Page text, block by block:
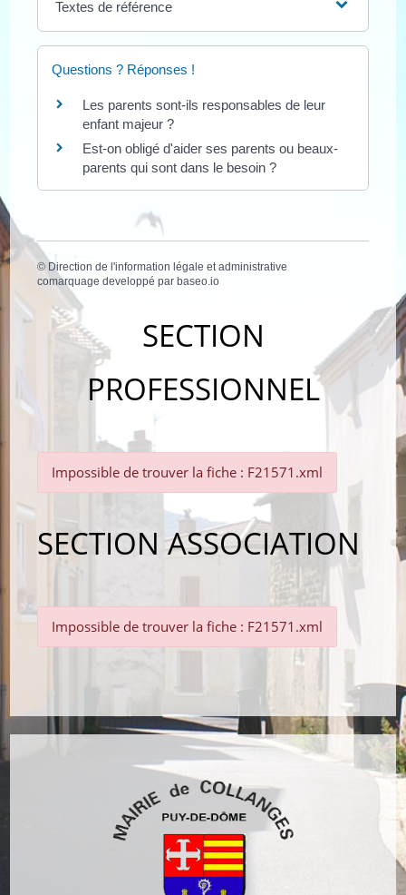
Textes de référence
Questions ? Réponses !
Les parents sont-ils responsables de leur
enfant majeur ?
Est-on obligé d'aider ses parents ou beaux-
parents qui sont dans le besoin ?
© Direction de l'information légale et administrative
comarquage developpé parbaseo.io
SECTION
PROFESSIONNEL
Impossible de trouver la fiche : F21571.xml
SECTION ASSOCIATION
Impossible de trouver la fiche : F21571.xml